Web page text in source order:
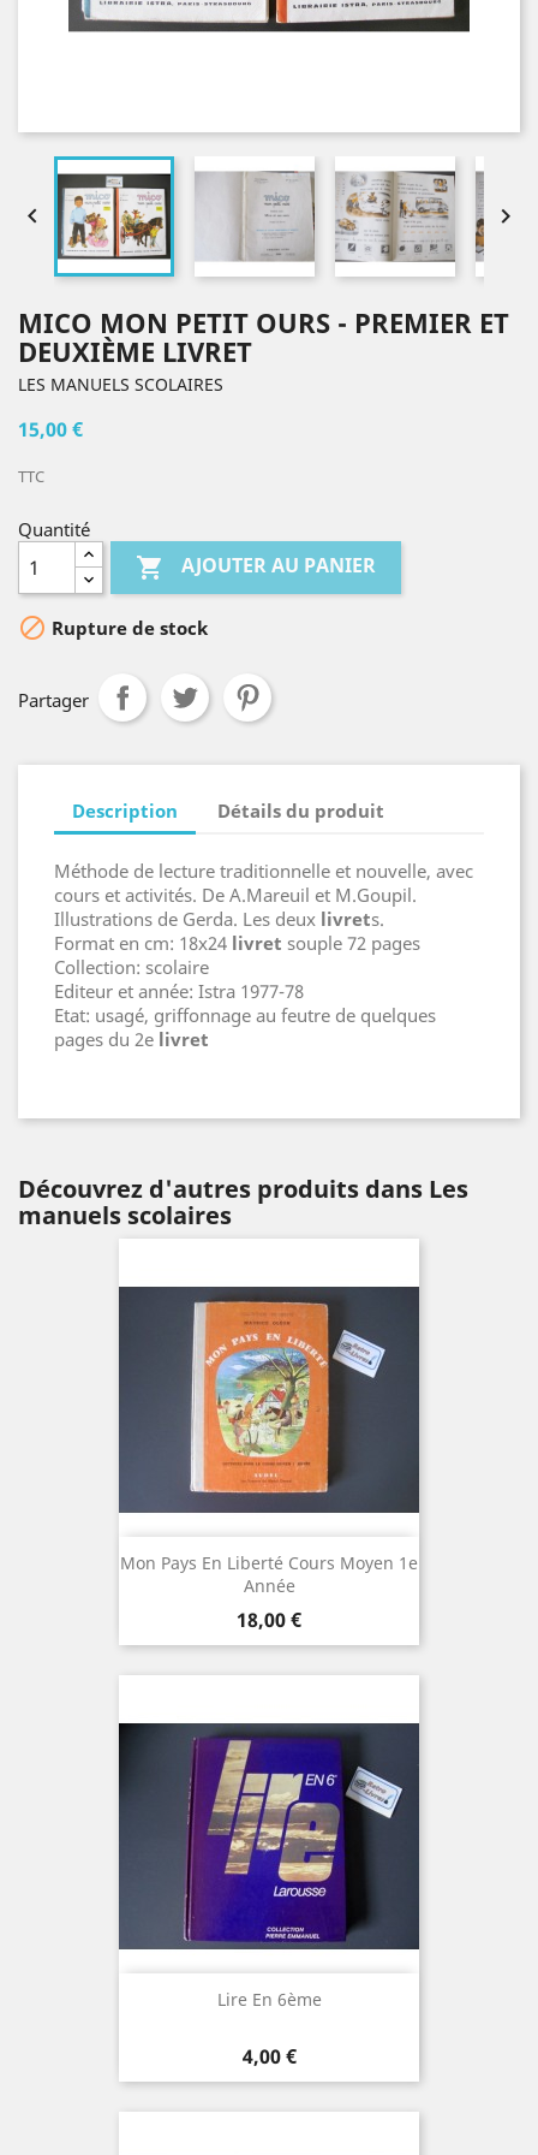
 
MICO MON PETIT OURS - PREMIER ET
DEUXIÈME LIVRET
LES MANUELS SCOLAIRES
15,00 €
TTC
Quantité
 AJOUTER AU PANIER
 Rupture de stock
Partager
Description Détails du produit
Méthode de lecture traditionnelle et nouvelle, avec
cours et activités. De A.Mareuil et M.Goupil.
Illustrations de Gerda. Les deux livrets.
Format en cm: 18x24 livret souple 72 pages
Collection: scolaire
Editeur et année: Istra 1977-78
Etat: usagé, griffonnage au feutre de quelques
pages du 2e livret
Découvrez d'autres produits dans Les
manuels scolaires
Mon Pays En Liberté Cours Moyen 1e
Année
Prix
18,00 €
Lire En 6ème
Prix
4,00 €